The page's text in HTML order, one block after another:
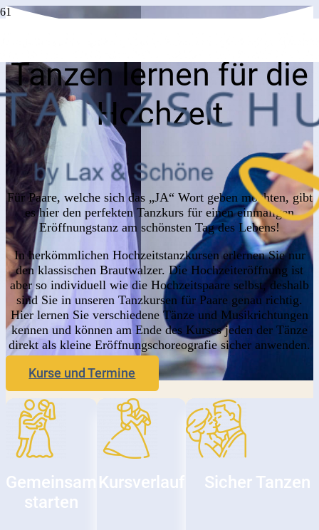
Tanzen lernen für die
Hochzeit
Für Paare, welche sich das „JA“ Wort geben möchten, gibt
es hier den perfekten Tanzkurs für einen einmaligen
Eröffnungstanz am schönsten Tag des Lebens!
In herkömmlichen Hochzeitstanzkursen erlernen Sie nur
den klassischen Brautwalzer. Die Hochzeiteröffnung ist
aber so individuell wie die Hochzeitspaare selbst, deshalb
sind Sie in unseren Tanzkursen für Paare genau richtig.
Hier lernen Sie verschiedene Tänze und Musikrichtungen
kennen und können am Ende des Kurses jeden der Tänze
direkt als kleine Eröffnungschoreografie sicher anwenden.
Kurse und Termine
Gemeinsam
starten
Kursverlauf Sicher Tanzen